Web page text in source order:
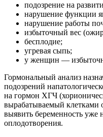
подозрение на
нарушение функции
нарушение работы
избыточный вес
бесплодие;
угревая сыпь;
у женщин —
Гормональный анализ
подозрений
на гормон ХГЧ
вырабатываемый клетками
выявить беременность уже
оплодотворения.